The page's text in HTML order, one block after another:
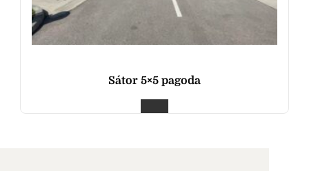
Sátor 5×5 pagoda